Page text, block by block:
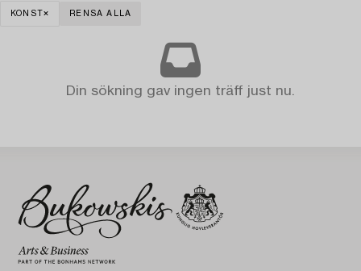
KONST RENSA ALLA
Din sökning gav ingen träff just nu.